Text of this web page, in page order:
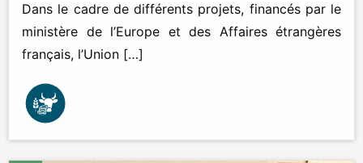
Dans le cadre de différents projets, financés par le
ministère de l’Europe et des Affaires étrangères
français, l’Union […]